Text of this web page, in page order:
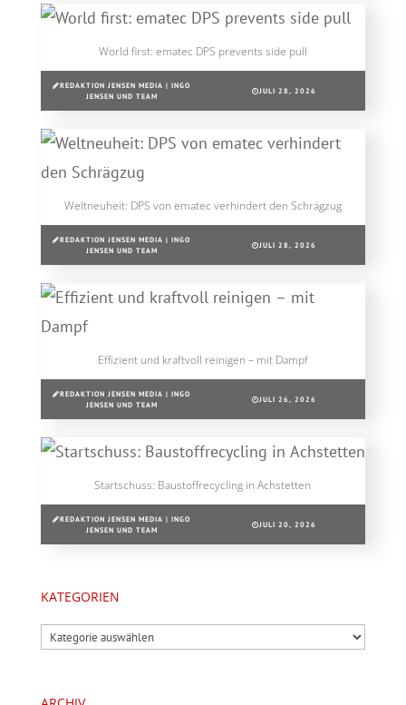
World first: ematec DPS prevents side pull
REDAKTION JENSEN MEDIA | INGO
JENSEN UND TEAM
JULI 28, 2026
Weltneuheit: DPS von ematec verhindert den Schrägzug
REDAKTION JENSEN MEDIA | INGO
JENSEN UND TEAM
JULI 28, 2026
Effizient und kraftvoll reinigen – mit Dampf
REDAKTION JENSEN MEDIA | INGO
JENSEN UND TEAM
JULI 26, 2026
Startschuss: Baustoffrecycling in Achstetten
REDAKTION JENSEN MEDIA | INGO
JENSEN UND TEAM
JULI 20, 2026
KATEGORIEN
Kategorien